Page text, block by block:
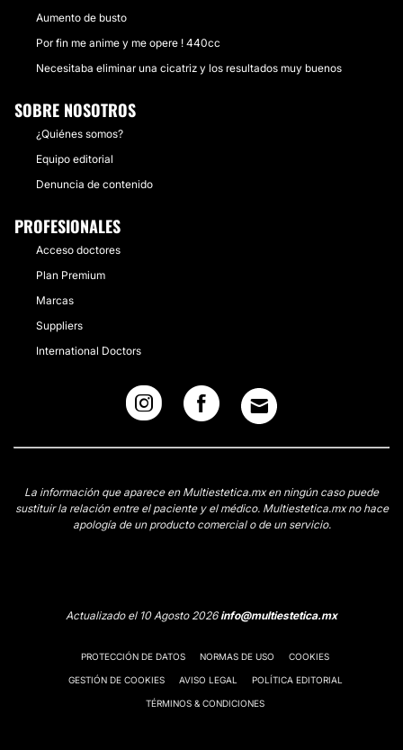
Aumento de busto
Por fin me anime y me opere ! 440cc
Necesitaba eliminar una cicatriz y los resultados muy buenos
SOBRE NOSOTROS
¿Quiénes somos?
Equipo editorial
Denuncia de contenido
PROFESIONALES
Acceso doctores
Plan Premium
Marcas
Suppliers
International Doctors
La información que aparece en Multiestetica.mx en ningún caso puede
sustituir la relación entre el paciente y el médico. Multiestetica.mx no hace
apología de un producto comercial o de un servicio.
Actualizado el 10 Agosto 2026info@multiestetica.mx
PROTECCIÓN DE DATOS NORMAS DE USO COOKIES
GESTIÓN DE COOKIES AVISO LEGAL POLÍTICA EDITORIAL
TÉRMINOS & CONDICIONES